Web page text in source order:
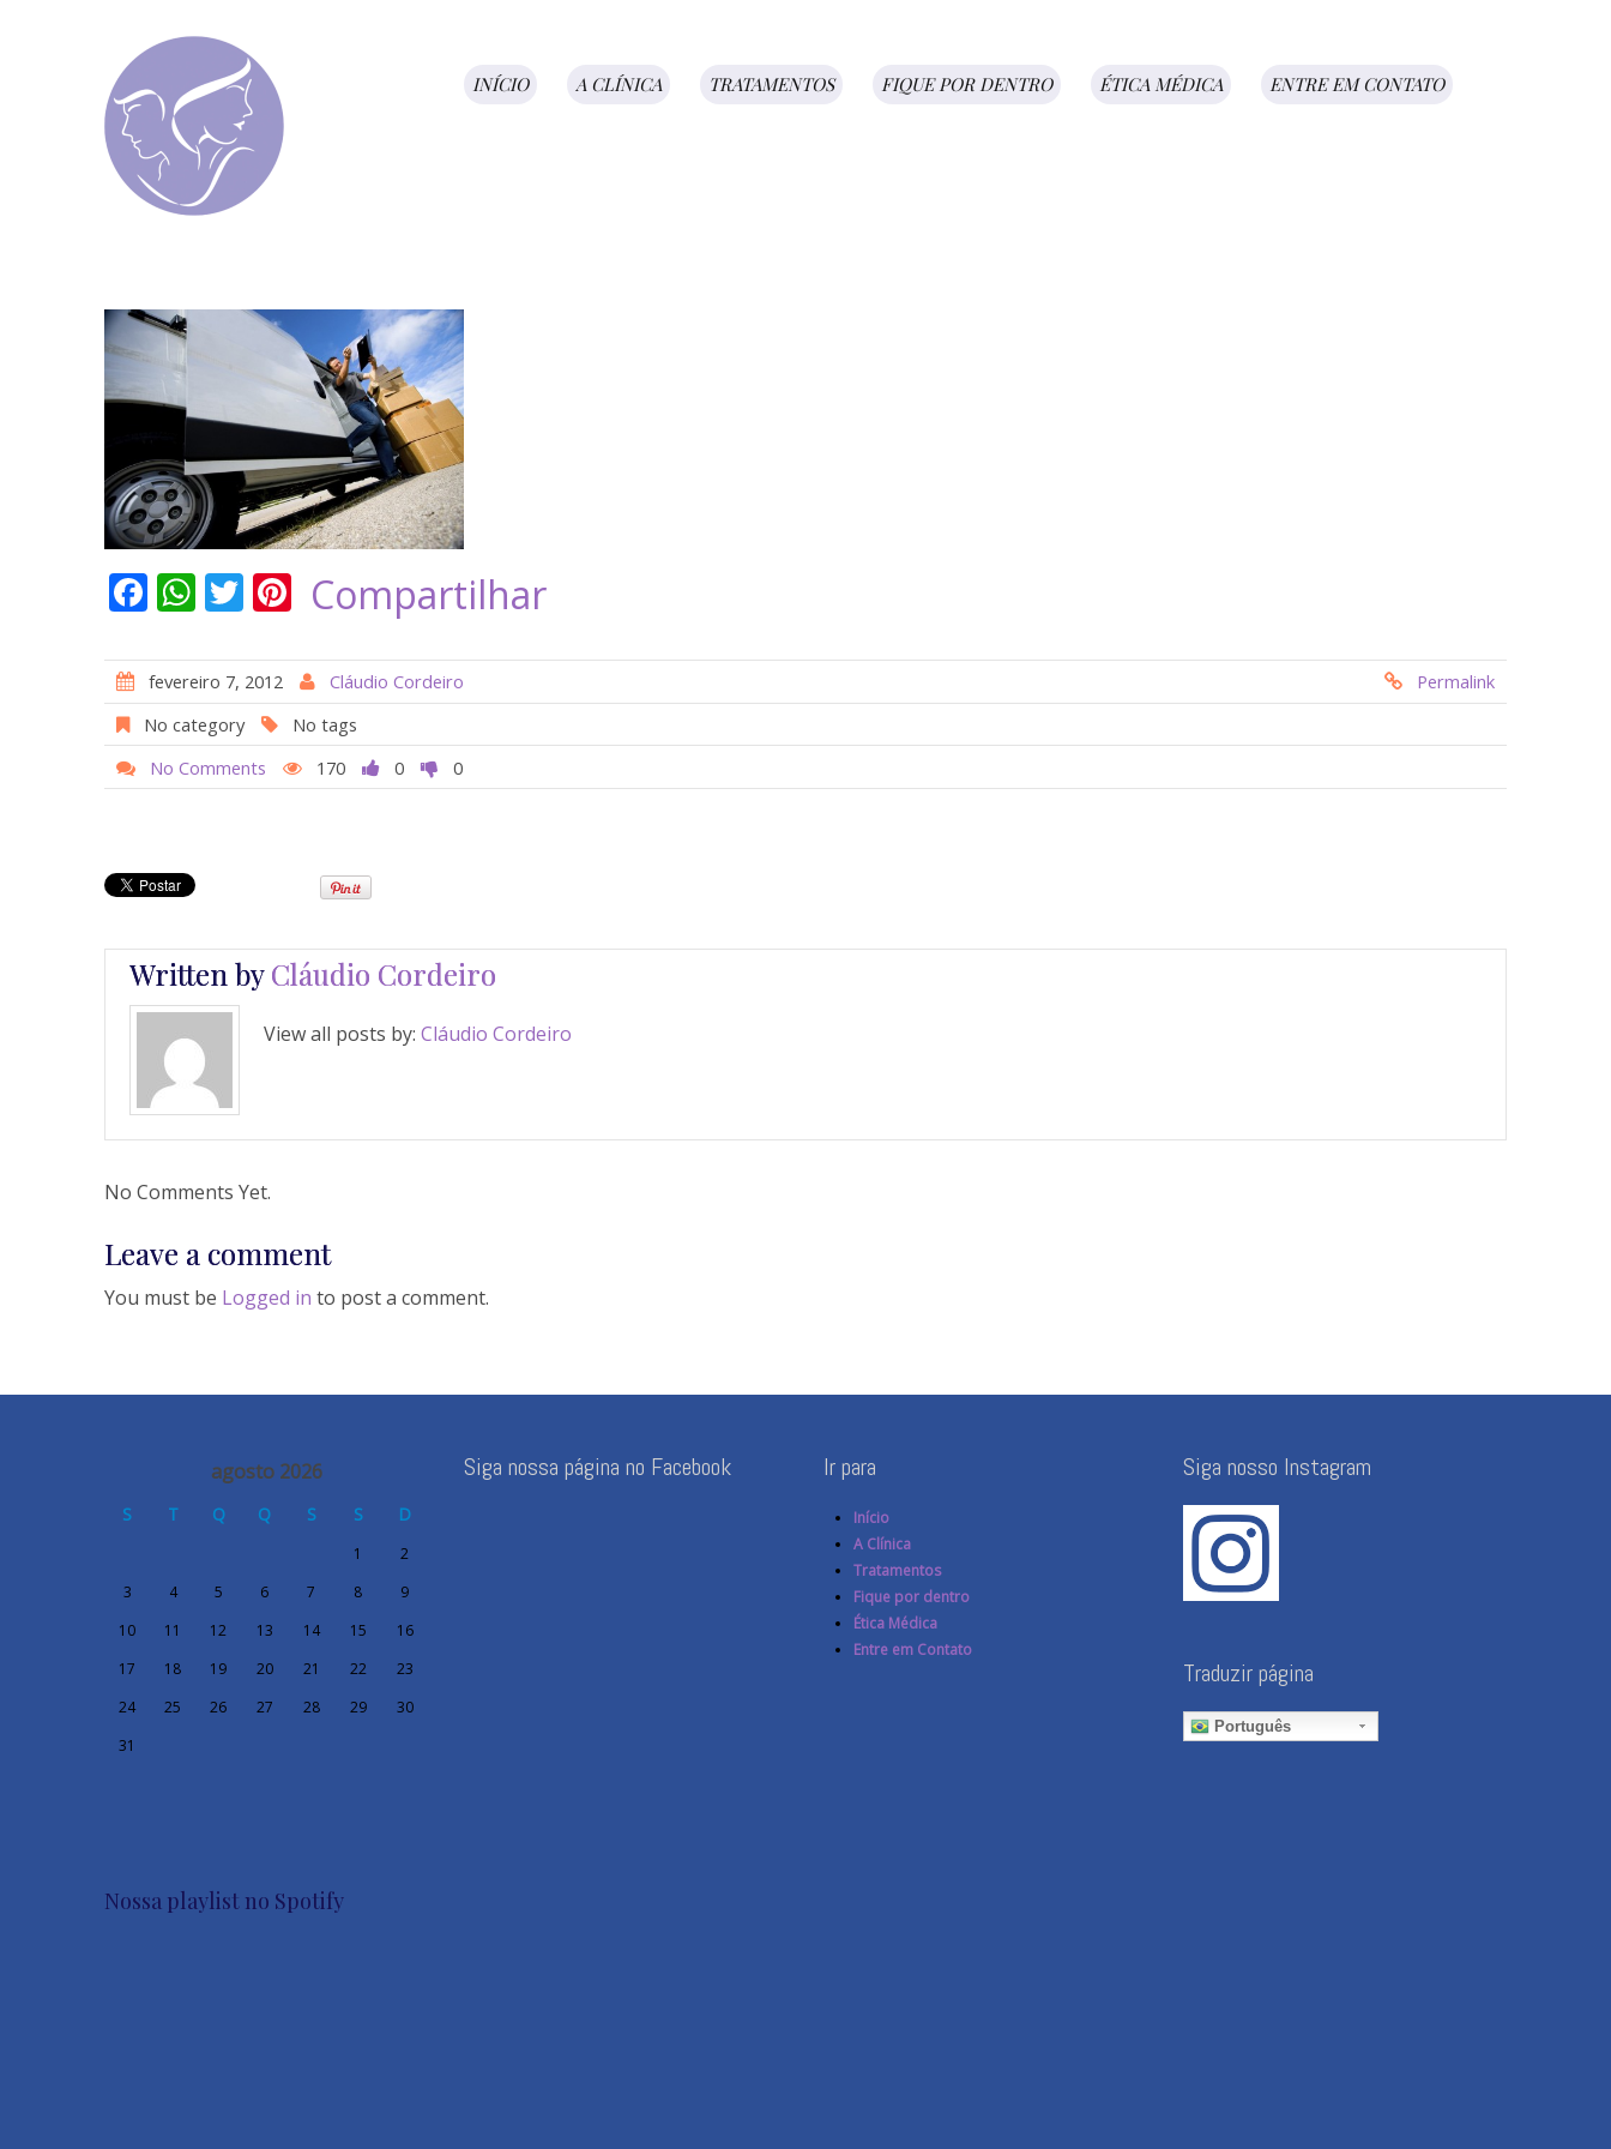
INÍCIO A CLÍNICA TRATAMENTOS FIQUE POR DENTRO ÉTICA MÉDICA ENTRE EM CONTATO
F
e
b
o
o
W
at
s
A
p
T
itt
er
Pi
er
e
st
Compartilhar
fevereiro 7, 2012 Cláudio Cordeiro
Permalink
No category
No tags
No Comments
170 0 0
Written byCláudio Cordeiro
View all posts by: Cláudio Cordeiro
No Comments Yet.
Leave a comment
You must be Logged in to post a comment.
agosto 2026
S T Q Q S S D
1
2
3
4 5 6 7 8
9
10
11 12 13 14 15
16
17
18 19 20 21 22
23
24
25 26 27 28 29
30
31
Siga nossa página no Facebook Ir para
Início
A Clínica
Tratamentos
Fique por dentro
Ética Médica
Entre em Contato
Siga nosso Instagram
Traduzir página
Português
Nossa playlist no Spotify